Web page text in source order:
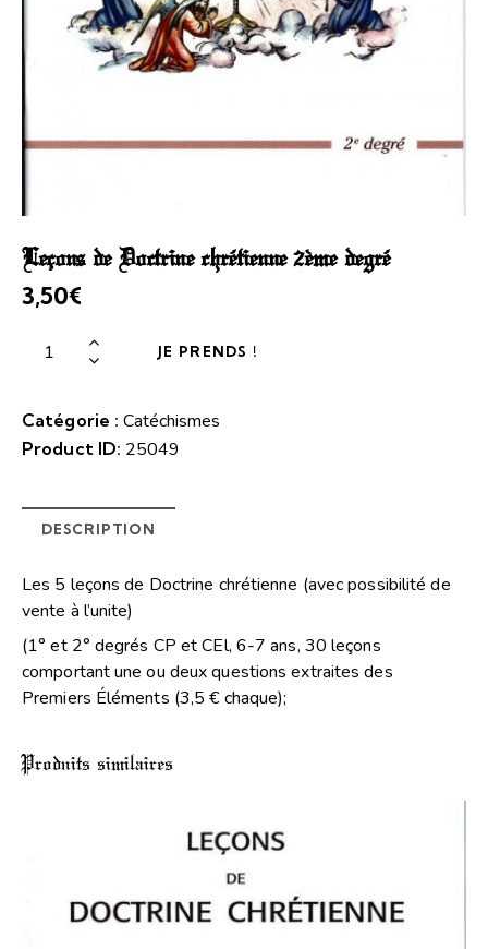
Leçons de Doctrine chrétienne 2ème degré
3,50€
JE PRENDS !
Catégorie :Catéchismes
Product ID: 25049
DESCRIPTION
Les 5 leçons de Doctrine chrétienne (avec possibilité de
vente à l’unite)
(1° et 2° degrés CP et CEl, 6-7 ans, 30 leçons
comportant une ou deux questions extraites des
Premiers Éléments (3,5 € chaque);
Produits similaires